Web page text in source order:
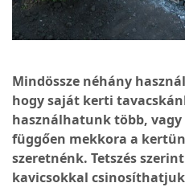
Mindössze néhány
hogy saját kerti
használhatunk több,
függően mekkora a
szeretnénk. Tetszés
kavicsokkal